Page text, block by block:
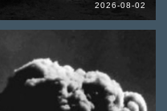
2026-08-02